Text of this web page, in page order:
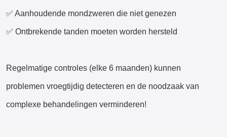
✅ Aanhoudende mondzweren die niet genezen
✅ Ontbrekende tanden moeten worden hersteld
Regelmatige controles (elke 6 maanden) kunnen
problemen vroegtijdig detecteren en de noodzaak van
complexe behandelingen verminderen!